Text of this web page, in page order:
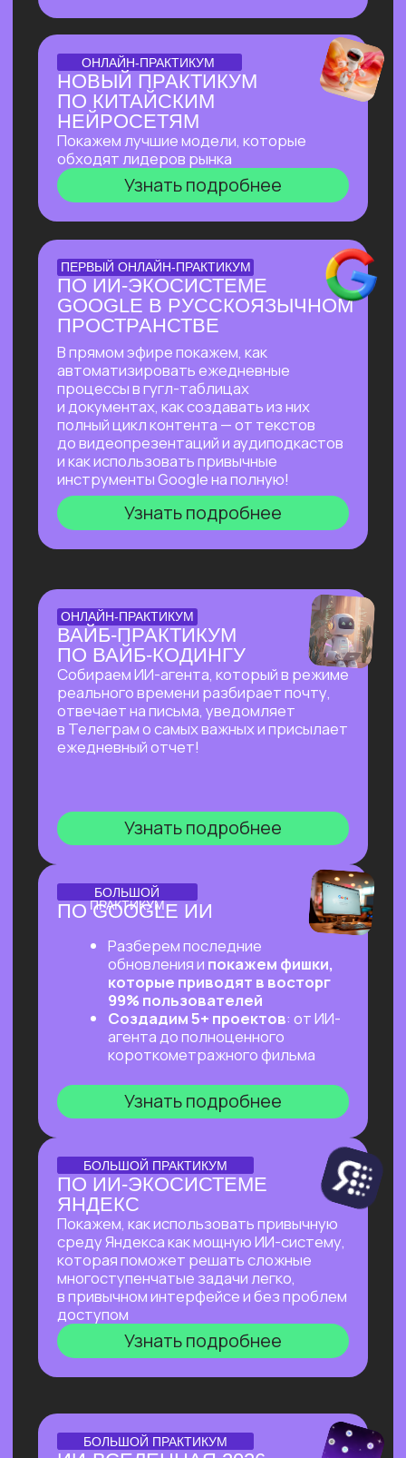
доступом
БОЛЬШОЙ ПРАКТИКУМ
ИИ-ВСЕЛЕННАЯ 2026
Большой практикум, в котором
мы собрали лучшие на сегодня ИИ-
инструменты, методы их применения
и связки!
Узнать подробнее
БОЛЬШОЙ ПРАКТИКУМ
ГИГАЧАТ
В прямом эфире покажем всю мощь
самой удобной и широкой
по функционалу российской нейросети!
Будет много практики: сделаем ретушь
фотографий, создадим презентацию
с функционалом, у которого нет
аналогов даже в иностранных
нейросетях, соберем майндкарты для
учебы, создадим аудиоподкаст
на основе текста и многое другое!
Узнать подробнее
БОЛЬШОЙ ПРАКТИКУМ
ПО СОЗДАНИЮ
ПРЕЗЕНТАЦИЙ С ИИ
и инфографики: без долгой верстки,
сложных программ и навыков в дизайне!
Узнать подробнее
БОЛЬШОЙ ПРАКТИКУМ
ПО ИИ-АГЕНТУ
PERPLEXITY COMPUTER
На реальных задачах покажем, на что
Узнать подробнее
ОНЛАЙН-ПРАКТИКУМ
ПЕРВЫЙ ПРАКТИКУМ
ПО ВАЙБКОДИНГУ
ВСЕХ, КТО «НЕ ТЕХНАРЬ»
Обещаем: за 2 часа переведем тебя
из точки «Это точно не для меня»
в точку «Я тоже могу вайб-кодить!»
Узнать подробнее
ПОДРАБОТКА НА ИИ
ДЛЯ КАЖДОГО
Разберем, на каких задачах можно
выстроить стабильную подработку
от 30 т.р. с помощью простых ИИ-
✔ Без технического бэкграунда
✔ Без смены профессии и опыта
во фрилансе
✔ Даже если есть всего 2 часа в день
Узнать подробнее
Нейросети 28
IT-профессии 16
Естественный интеллект 1
Высшее образование 2